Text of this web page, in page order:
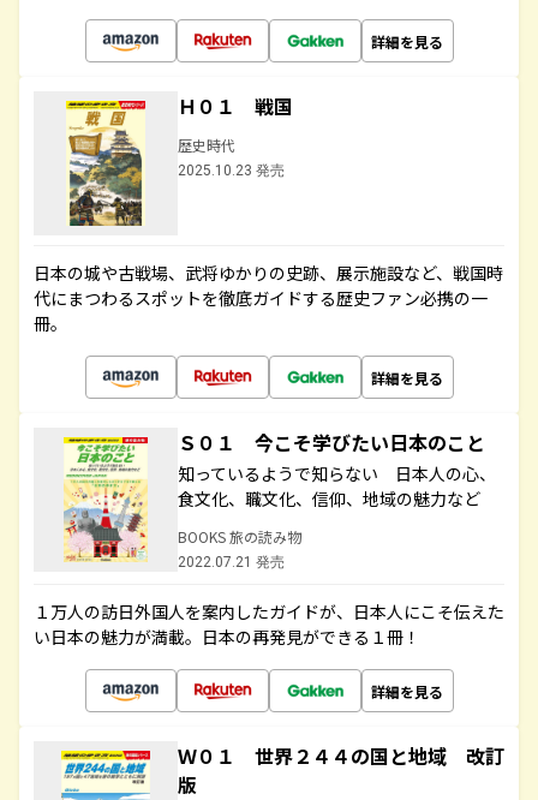
詳細を見る
Ｈ０１ 戦国
歴史時代
2025.10.23 発売
日本の城や古戦場、武将ゆかりの史跡、展示施設など、戦国時
代にまつわるスポットを徹底ガイドする歴史ファン必携の一
冊。
詳細を見る
Ｓ０１ 今こそ学びたい日本のこと
知っているようで知らない 日本人の心、
食文化、職文化、信仰、地域の魅力など
BOOKS 旅の読み物
2022.07.21 発売
１万人の訪日外国人を案内したガイドが、日本人にこそ伝えた
い日本の魅力が満載。日本の再発見ができる１冊！
詳細を見る
Ｗ０１ 世界２４４の国と地域 改訂
版